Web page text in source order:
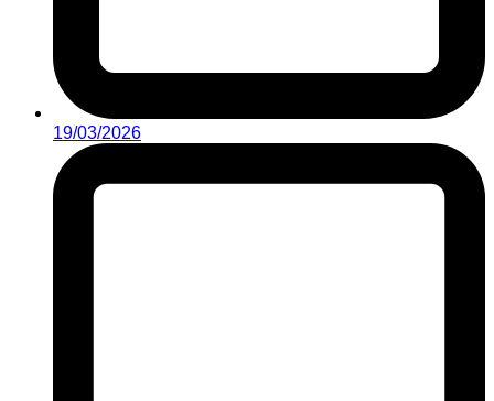
19/03/2026